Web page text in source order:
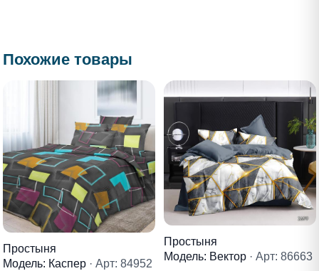
Похожие товары
Простыня
Модель: Каспер · Арт: 84952
Простыня
Модель: Вектор · Арт: 86663